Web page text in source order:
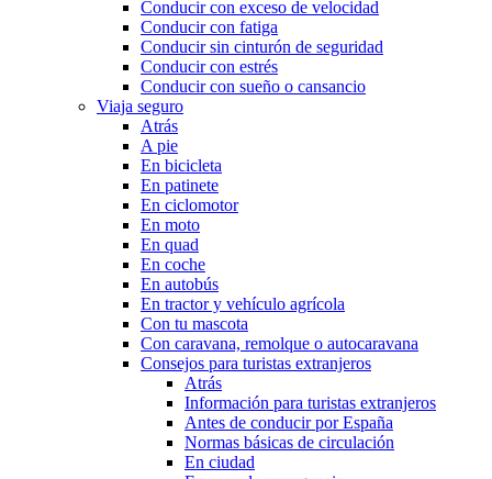
Conducir con exceso de velocidad
Conducir con fatiga
Conducir sin cinturón de seguridad
Conducir con estrés
Conducir con sueño o cansancio
Viaja seguro
Atrás
A pie
En bicicleta
En patinete
En ciclomotor
En moto
En quad
En coche
En autobús
En tractor y vehículo agrícola
Con tu mascota
Con caravana, remolque o autocaravana
Consejos para turistas extranjeros
Atrás
Información para turistas extranjeros
Antes de conducir por España
Normas básicas de circulación
En ciudad